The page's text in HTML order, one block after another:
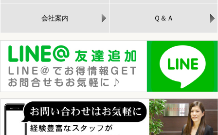
会社案内 Ｑ＆Ａ